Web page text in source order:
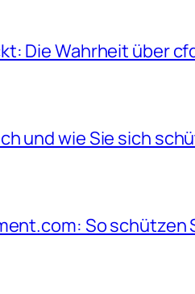
Die Wahrheit über
und wie Sie sich
So schützen